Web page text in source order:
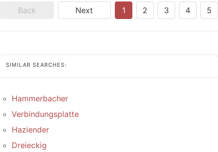
Back Next 1 2 3 4 5
SIMILAR SEARCHES:
Hammerbacher
Verbindungsplatte
Haziender
Dreieckig